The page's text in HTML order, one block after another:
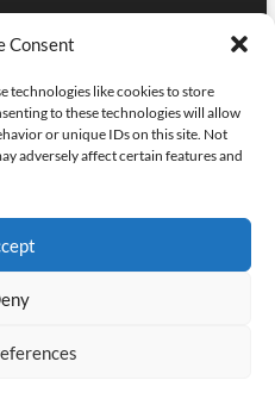
Consent
technologies like cookies to store
to these technologies will allow
or unique IDs on this site. Not
adversely affect certain features and
impresszum kapcsolat
all right reserved